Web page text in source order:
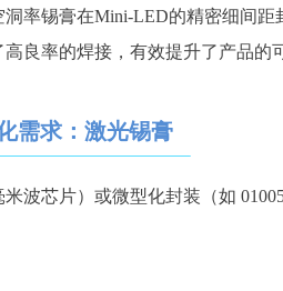
洞率锡膏在Mini-LED的精密细间距
良率的焊接，有效提升了产品的
需求：激光锡膏
波芯片）或微型化封装（如